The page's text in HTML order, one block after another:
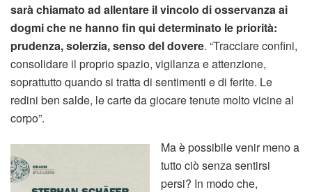
sarà chiamato ad allentare il vincolo di osservanza ai
dogmi che ne hanno fin qui determinato le priorità:
prudenza, solerzia, senso del dovere. “Tracciare confini,
consolidare il proprio spazio, vigilanza e attenzione,
soprattutto quando si tratta di sentimenti e di ferite. Le
redini ben salde, le carte da giocare tenute molto vicine al
corpo”.
Ma è possibile venir meno a
tutto ciò senza sentirsi
persi? In modo che,